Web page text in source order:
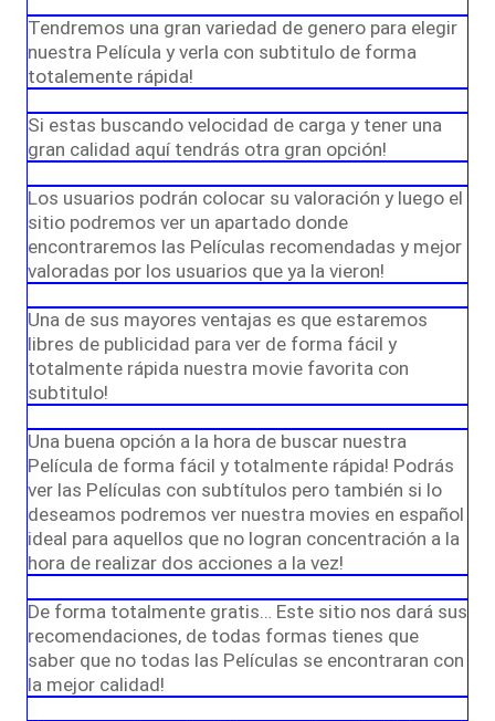
Tendremos una gran variedad de genero para elegir
nuestra Película y verla con subtitulo de forma
totalemente rápida!
Si estas buscando velocidad de carga y tener una
gran calidad aquí tendrás otra gran opción!
Los usuarios podrán colocar su valoración y luego el
sitio podremos ver un apartado donde
encontraremos las Películas recomendadas y mejor
valoradas por los usuarios que ya la vieron!
Una de sus mayores ventajas es que estaremos
libres de publicidad para ver de forma fácil y
totalmente rápida nuestra movie favorita con
subtitulo!
Una buena opción a la hora de buscar nuestra
Película de forma fácil y totalmente rápida! Podrás
ver las Películas con subtítulos pero también si lo
deseamos podremos ver nuestra movies en español
ideal para aquellos que no logran concentración a la
hora de realizar dos acciones a la vez!
De forma totalmente gratis… Este sitio nos dará sus
recomendaciones, de todas formas tienes que
saber que no todas las Películas se encontraran con
la mejor calidad!